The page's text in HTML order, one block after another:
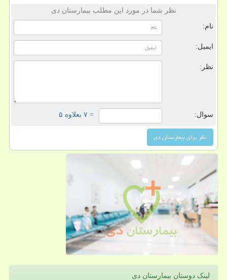
نظر شما در مورد این مطلب بیمارستان دی
نام:
ایمیل:
نظر:
سوال: = ۷ بعلاوه ۵
لینک دوستان بیمارستان دی